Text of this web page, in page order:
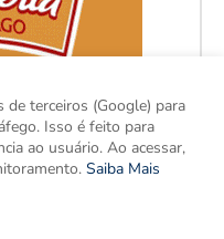
de terceiros (Google) para
Isso é feito para
ao usuário. Ao acessar,
Saiba Mais